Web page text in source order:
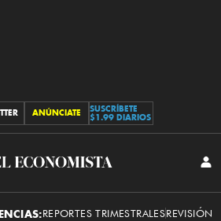
ANÚNCIATE
SUSCRÍBETE
$1.99 DIARIOS
El
REPORTES TRIMESTRALESREVISIÓN